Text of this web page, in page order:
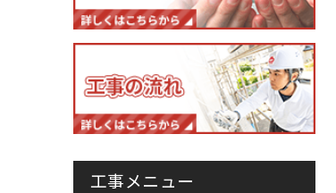
工事メニュー